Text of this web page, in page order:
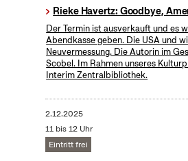
Rieke Havertz: Goodbye,
Der Termin ist ausverkauft und es
Abendkasse geben. Die USA und
Neuvermessung. Die Autorin im
Scobel. Im Rahmen unseres
Interim Zentralbibliothek.
2.12.2025
11 bis 12 Uhr
Eintritt frei